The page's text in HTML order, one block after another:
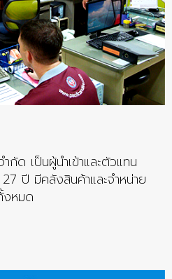
ด เป็นผู้นำเข้าและตัวแทน
ปี มีคลังสินค้าและจำหน่าย
งหมด